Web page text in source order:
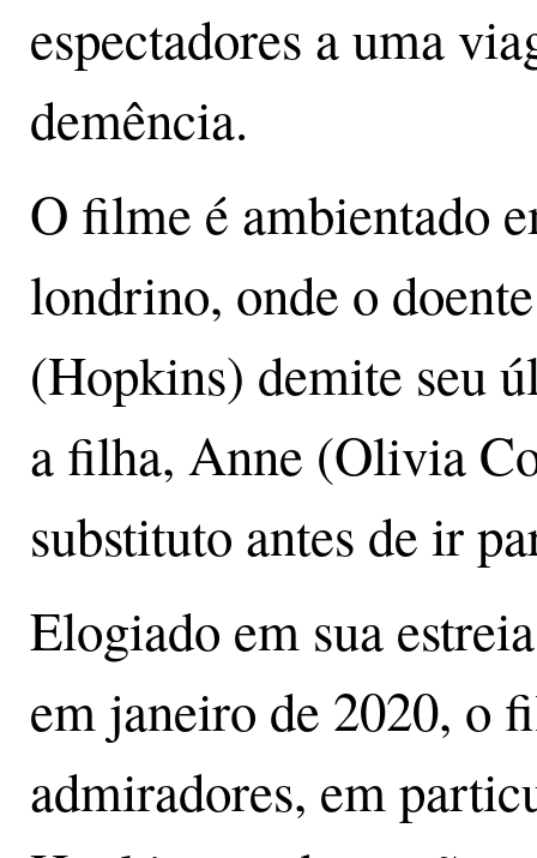
espectadores a uma
demência.
O filme é ambientado
londrino, onde o
(Hopkins) demite seu
a filha, Anne (Olivia
substituto antes de ir
Elogiado em sua
em janeiro de 2020, o
admiradores, em